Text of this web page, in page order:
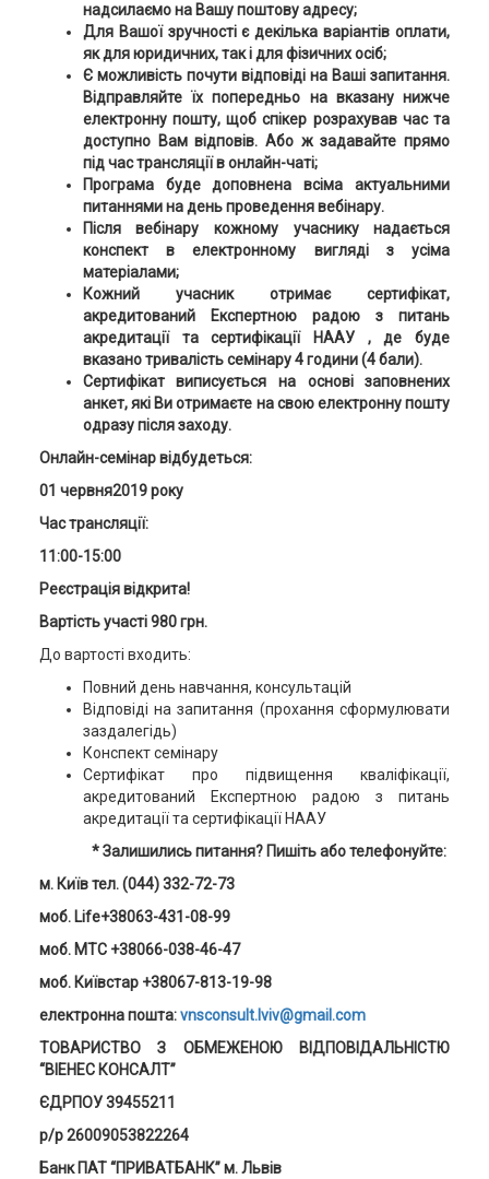
надсилаємо на Вашу поштову адресу;
Для Вашої зручності є декілька варіантів оплати,
як для юридичних, так і для фізичних осіб;
Є можливість почути відповіді на Ваші запитання.
Відправляйте їх попередньо на вказану нижче
електронну пошту, щоб спікер розрахував час та
доступно Вам відповів. Або ж задавайте прямо
під час трансляції в онлайн-чаті;
Програма буде доповнена всіма актуальними
питаннями на день проведення вебінару.
Після вебінару кожному учаснику надається
конспект в електронному вигляді з усіма
матеріалами;
Кожний учасник отримає сертифікат,
акредитований Експертною радою з питань
акредитації та сертифікації НААУ , де буде
вказано тривалість семінару 4 години (4 бали).
Сертифікат виписується на основі заповнених
анкет, які Ви отримаєте на свою електронну пошту
одразу після заходу.
Онлайн-семінар відбудеться:
01 червня2019 року
Час трансляції:
11:00-15:00
Реєстрація відкрита!
Вартість участі 980 грн.
До вартості входить:
Повний день навчання, консультацій
Відповіді на запитання (прохання сформулювати
заздалегідь)
Конспект семінару
Сертифікат про підвищення кваліфікації,
акредитований Експертною радою з питань
акредитації та сертифікації НААУ
* Залишились питання? Пишіть або телефонуйте:
м. Київ тел. (044) 332-72-73
моб. Life+38063-431-08-99
моб. MTC +38066-038-46-47
моб. Київстар +38067-813-19-98
електронна пошта:vnsconsult.lviv@gmail.com
ТОВАРИСТВО З ОБМЕЖЕНОЮ ВІДПОВІДАЛЬНІСТЮ
“ВІЕНЕС КОНСАЛТ”
ЄДРПОУ 39455211
р/р 26009053822264
Банк ПАТ “ПРИВАТБАНК” м. Львів